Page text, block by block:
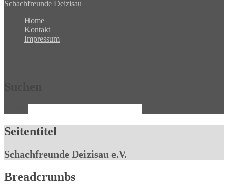
Schachfreunde Deizisau
Home
Kontakt
Impressum
Seitentitel
Schachfreunde Deizisau e.V.
Breadcrumbs